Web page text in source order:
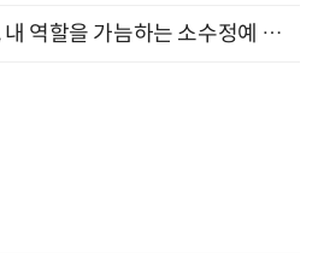
글로벌 트렌드를 읽고, 내 역할을 가늠하는 소수정예 실습 워크숍 (8/28)